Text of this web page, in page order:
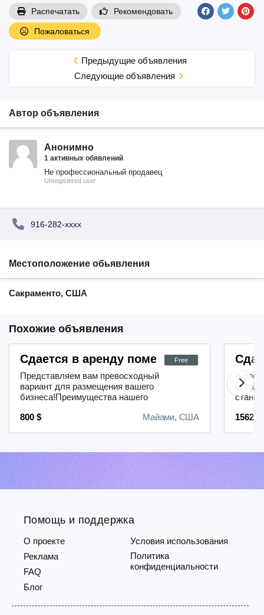
Распечатать Рекомендовать
Пожаловаться
Предыдущие объявления
Cледующие объявления
Автор объявления
Анонимно
1 активных обявлений
Не профессиональный продавец
Unregistered user
916-282-xxxx
Местоположение обьявления
Сакраменто, США
Похожие объявления
Free
800 $ Майами, США
Сдается в аренду помещение под офис
Представляем вам превосходный
вариант для размещения вашего
бизнеса!Преимущества нашего
планировка офисных помещений;-
расположение в самом сердце
1562 $
В
Помощь и поддержка
О проекте
Реклама
FAQ
Блог
Условия использования
Политика
конфиденциальности